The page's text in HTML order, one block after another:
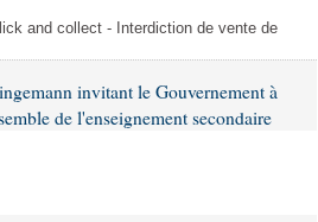
and collect - Interdiction de vente de
invitant le Gouvernement à
de l'enseignement secondaire